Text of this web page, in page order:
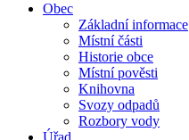
Obec
Základní informace
Místní části
Historie obce
Místní pověsti
Knihovna
Svozy odpadů
Rozbory vody
Úřad